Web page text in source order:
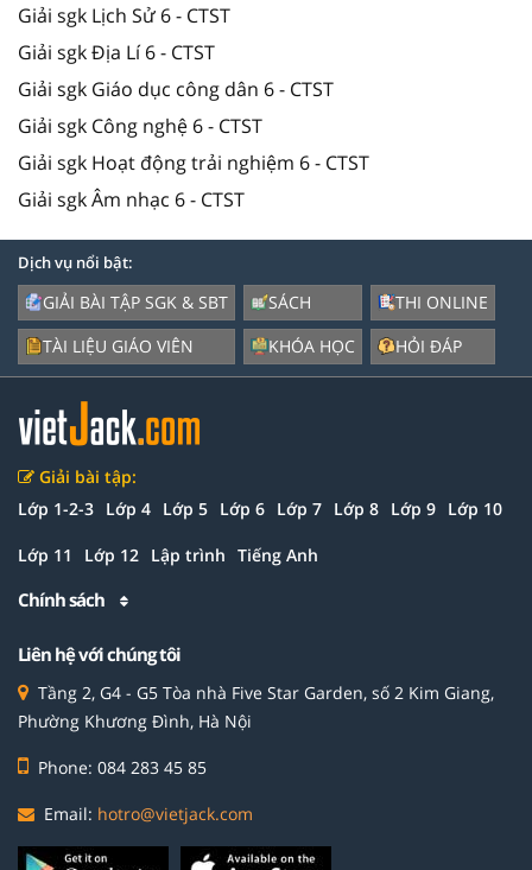
Giải sgk Lịch Sử 6 - CTST
Giải sgk Địa Lí 6 - CTST
Giải sgk Giáo dục công dân 6 - CTST
Giải sgk Công nghệ 6 - CTST
Giải sgk Hoạt động trải nghiệm 6 - CTST
Giải sgk Âm nhạc 6 - CTST
Dịch vụ nổi bật:
GIẢI BÀI TẬP SGK & SBT
TÀI LIỆU GIÁO VIÊN
SÁCH
KHÓA HỌC
THI ONLINE
HỎI ĐÁP
Giải bài tập:
Lớp 1-2-3 Lớp 4 Lớp 5 Lớp 6 Lớp 7 Lớp 8 Lớp 9 Lớp 10
Lớp 11 Lớp 12 Lập trình Tiếng Anh
Chính sách
Liên hệ với chúng tôi
Tầng 2, G4 - G5 Tòa nhà Five Star Garden, số 2 Kim Giang,
Phường Khương Đình, Hà Nội
Phone: 084 283 45 85
Email: hotro@vietjack.com